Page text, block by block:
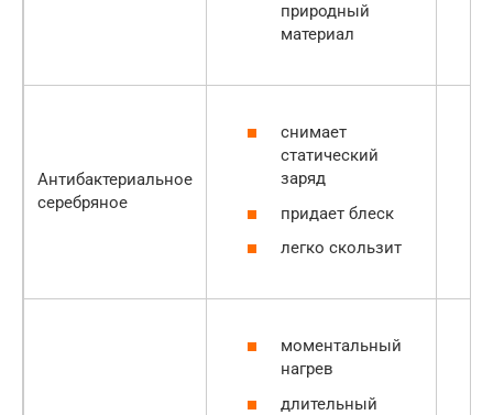
природный
материал
Антибактериальное
серебряное
снимает
статический
заряд
придает блеск
легко скользит
моментальный
нагрев
длительный